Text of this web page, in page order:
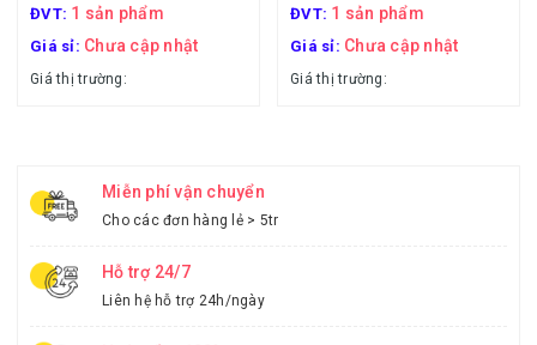
ĐVT: 1 sản phẩm
Giá sỉ: Chưa cập nhật
Giá thị trường:
ĐVT: 1 sản phẩm
Giá sỉ: Chưa cập nhật
Giá thị trường:
Miễn phí vận chuyển
Cho các đơn hàng lẻ > 5tr
Hỗ trợ 24/7
Liên hệ hỗ trợ 24h/ngày